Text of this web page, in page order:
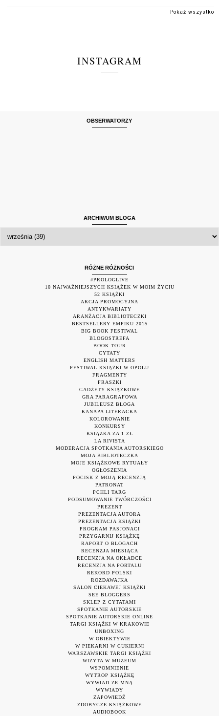
Pokaż wszystko
INSTAGRAM
OBSERWATORZY
ARCHIWUM BLOGA
RÓŻNE RÓŻNOŚCI
#PROLOGLIVE
10 NAJWAŻNIEJSZYCH KSIĄŻEK W MOIM ŻYCIU
52 KSIĄŻKI
AKCJA PROMOCYJNA
ANTYKWARIATY
ARANŻACJA BIBLIOTECZKI
BESTSELLERY EMPIKU 2015
BIG BOOK FESTIWAL
BLOGOSTREFA
BOOK TOUR
CYTATY
ENGLISH MATTERS
FESTIWAL KSIĄŻKI W OPOLU
FRAGMENTY
FRASZKI
GADŻETY KSIĄŻKOWE
GRA PARAGRAFOWA
JUBILEUSZ BLOGA
KANAPA LITERACKA
KOLOROWANIE
KONKURSY
KSIĄŻKA ZA 1 ZŁ
LA RIVISTA
MODERACJA SPOTKANIA AUTORSKIEGO
MOJA BIBLIOTECZKA
MOJE KSIĄŻKOWE RYTUAŁY
OGŁOSZENIA
POCISK Z MOJĄ RECENZJĄ
PATRONAT
PCHLI TARG
PODSUMOWANIE TWÓRCZOŚCI
PREZENT
PREZENTACJA AUTORA
PREZENTACJA KSIĄŻKI
PROGRAM PASJONACI
PRZYGARNIJ KSIĄŻKĘ
RAPORT O BLOGACH
RECENZJA MIESIĄCA
RECENZJA NA OKŁADCE
RECENZJA NA PORTALU
REKORD POLSKI
ROZDAWAJKA
SALON CIEKAWEJ KSIĄŻKI
SEE BLOGGERS
SKLEP Z CYTATAMI
SPOTKANIE AUTORSKIE
SPOTKANIE AUTORSKIE ONLINE
TARGI KSIĄŻKI W KRAKOWIE
UNBOXING
W OBIEKTYWIE
W PIEKARNI W CUKIERNI
WARSZAWSKIE TARGI KSIĄŻKI
WIZYTA W MUZEUM
WSPOMNIENIE
WYTROP KSIĄŻKĘ
WYWIAD ZE MNĄ
WYWIADY
ZAPOWIEDŹ
ZDOBYCZE KSIĄŻKOWE
AUDIOBOOK